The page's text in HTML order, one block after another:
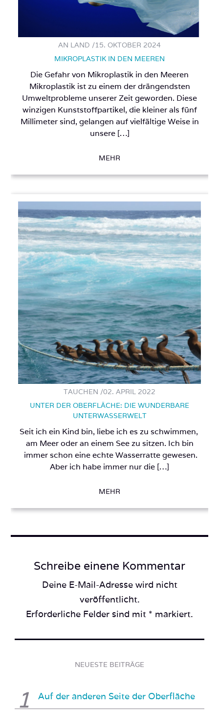
AN LAND /15. OKTOBER 2024
MIKROPLASTIK IN DEN MEEREN
Die Gefahr von Mikroplastik in den Meeren
Mikroplastik ist zu einem der drängendsten
Umweltprobleme unserer Zeit geworden. Diese
winzigen Kunststoffpartikel, die kleiner als fünf
Millimeter sind, gelangen auf vielfältige Weise in
unsere […]
MEHR
TAUCHEN /02. APRIL 2022
UNTER DER OBERFLÄCHE: DIE WUNDERBARE
UNTERWASSERWELT
Seit ich ein Kind bin, liebe ich es zu schwimmen,
am Meer oder an einem See zu sitzen. Ich bin
immer schon eine echte Wasserratte gewesen.
Aber ich habe immer nur die […]
MEHR
Schreibe einene Kommentar
Deine E-Mail-Adresse wird nicht
veröffentlicht.
Erforderliche Felder sind mit * markiert.
NEUESTE BEITRÄGE
Auf der anderen Seite der Oberfläche